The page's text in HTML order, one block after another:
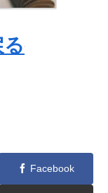
Facebook